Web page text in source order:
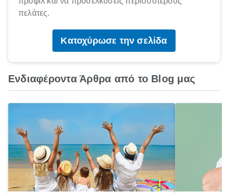
πελάτες.
Κατοχύρωσε την σελίδα
Ενδιαφέροντα Άρθρα από το Blog μας